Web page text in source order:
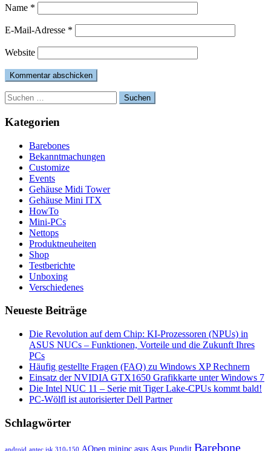
Name *
E-Mail-Adresse *
Website
Suchen
nach:
Kategorien
Barebones
Bekanntmachungen
Customize
Events
Gehäuse Midi Tower
Gehäuse Mini ITX
HowTo
Mini-PCs
Nettops
Produktneuheiten
Shop
Testberichte
Unboxing
Verschiedenes
Neueste Beiträge
Die Revolution auf dem Chip: KI-Prozessoren (NPUs) in
ASUS NUCs – Funktionen, Vorteile und die Zukunft Ihres
PCs
Häufig gestellte Fragen (FAQ) zu Windows XP Rechnern
Einsatz der NVIDIA GTX1650 Grafikkarte unter Windows 7
Die Intel NUC 11 – Serie mit Tiger Lake-CPUs kommt bald!
PC-Wölfl ist autorisierter Dell Partner
Schlagwörter
android antec isk 310-150 AOpen minipc asus Asus Pundit Barebone